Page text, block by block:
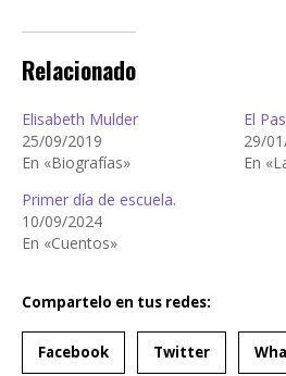
Relacionado
Elisabeth Mulder
25/09/2019
En «Biografías»
El
29/
En
Primer día de escuela.
10/09/2024
En «Cuentos»
Compartelo en tus redes:
Facebook Twitter